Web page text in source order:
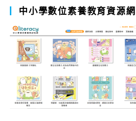
中小學數位素養教育資源網